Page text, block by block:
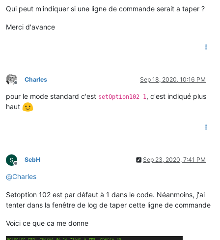
Qui peut m'indiquer si une ligne de commande serait a taper ?
Merci d'avance
Offline
Charles Sep 18, 2020, 10:16 PM
pour le mode standard c'est setOption102 1 , c'est indiqué plus
haut
Offline
SebH Sep 23, 2020, 7:41 PM
@Charles
Setoption 102 est par défaut à 1 dans le code. Néanmoins, j'ai
tenter dans la fenêtre de log de taper cette ligne de commande
Voici ce que ca me donne